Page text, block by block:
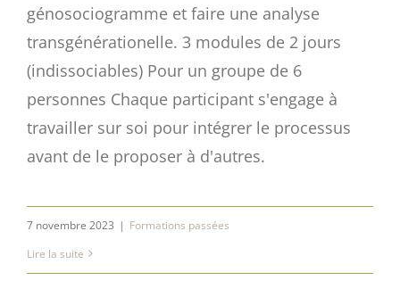
génosociogramme et faire une analyse
transgénérationelle. 3 modules de 2 jours
(indissociables) Pour un groupe de 6
personnes Chaque participant s'engage à
travailler sur soi pour intégrer le processus
avant de le proposer à d'autres.
7 novembre 2023 | Formations passées
Lire la suite